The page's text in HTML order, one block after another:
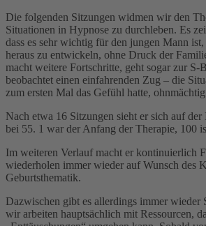
Die folgenden Sitzungen widmen wir den
Situationen in Hypnose zu durchleben. Es
dass es sehr wichtig für den jungen Mann ist,
heraus zu entwickeln, ohne Druck der
macht weitere Fortschritte, geht sogar zur S-
beobachtet einen einfahrenden Zug – die
zum ersten Mal das Gefühl hatte,
Nach etwa 16 Sitzungen sieht er sich auf
bei 55. 1 war der Anfang der Therapie, 100
Im weiteren Verlauf macht er kontinuierlich
wiederholen immer wieder auf Wunsch des
Geburtsthematik.
Dazwischen gibt es allerdings immer wieder
wir arbeiten hauptsächlich mit Ressourcen,